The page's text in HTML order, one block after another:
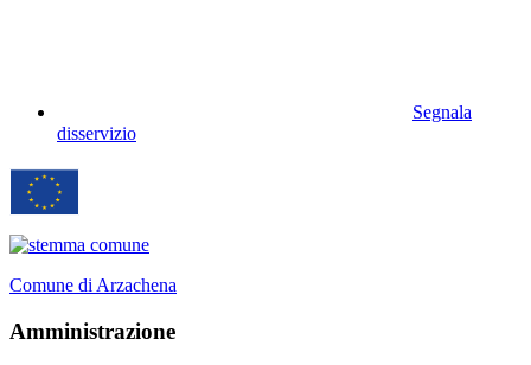
Segnala
disservizio
Comune di Arzachena
Amministrazione